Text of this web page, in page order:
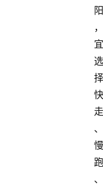
阳
，
宜
选
择
快
走
、
慢
跑
、